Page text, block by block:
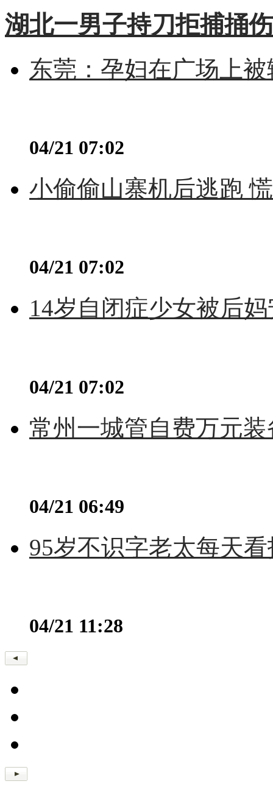
湖北一男子持刀拒捕捅
东莞：孕妇在广场上
04/21 07:02
小偷偷山寨机后逃跑
04/21 07:02
14岁自闭症少女被后
04/21 07:02
常州一城管自费万元
04/21 06:49
95岁不识字老太每天
04/21 11:28